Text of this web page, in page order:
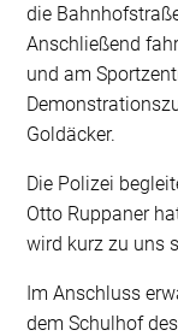
die
Anschließend
und am
Goldäcker.
Die Polizei
Otto Ruppaner
wird kurz zu uns
Im Anschluss
dem Schulhof